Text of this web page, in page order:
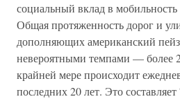
социальный вклад в
Общая протяженность дорог и
дополняющих американский
невероятными темпами — более
крайней мере происходит
последних 20 лет. Это